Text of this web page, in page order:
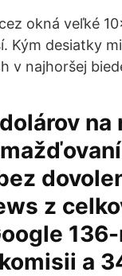
okná veľké
Kým desiatky
v naj­horšej
na
z
a